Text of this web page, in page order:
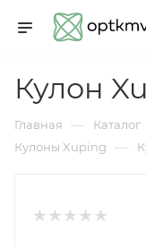
Кулон
Главная — Каталог
Кулоны Xuping —